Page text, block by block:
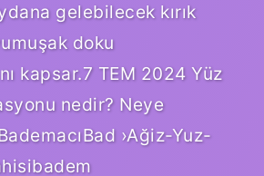
gelebilecek kırık
doku
kapsar.7 TEM 2024 Yüz
nedir? Neye
›Ağiz-Yuz-